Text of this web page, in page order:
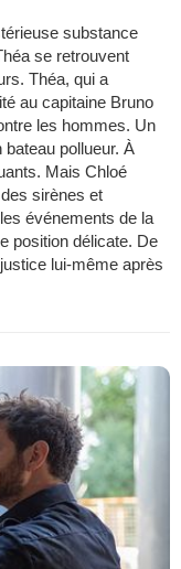
substance
se retrouvent
Théa, qui a
au capitaine Bruno
les hommes. Un
bateau pollueur. À
Mais Chloé
sirènes et
événements de la
position délicate. De
lui-même après